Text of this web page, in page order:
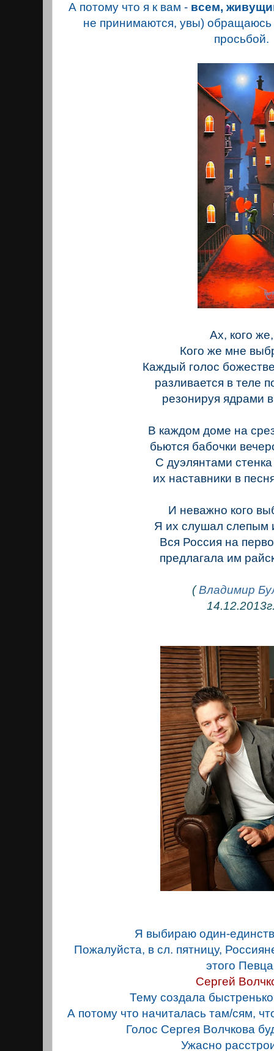
А потому что я к вам - всем,
не принимаются, увы) обращаюсь
просьбой.
Ах, кого же,
Кого же мне
Каждый голос
разливается в теле
резонируя ядрами в
В каждом доме на
бьются бабочки
С дуэлянтами стенка
их наставники в
И неважно кого
Я их слушал слепым
Вся Россия на
предлагала им
(Владимир
Я выбираю один-
Пожалуйста, в сл. пятницу,
этого
Сергей
Тему создала
А потому что начиталась там/сям,
Голос Сергея Волчкова
Ужасно